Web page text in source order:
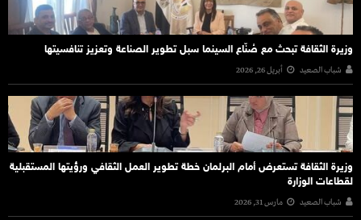
وزيرة الثقافة تبحث مع صُنّاع السينما سبل تطوير الصناعة وتعزيز تنافسيتها
شباب الصعيد أبريل 26, 2026
وزيرة الثقافة تستعرض أمام البرلمان خطة تطوير العمل الثقافي ورؤيتها المستقبلية
لقطاعات الوزارة
شباب الصعيد مارس 31, 2026